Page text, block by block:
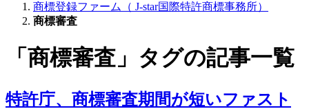
商標登録ファーム（ J-star国際特許商標事務所）
商標審査
「商標審査」タグの記事一覧
特許庁、商標審査期間が短いファスト